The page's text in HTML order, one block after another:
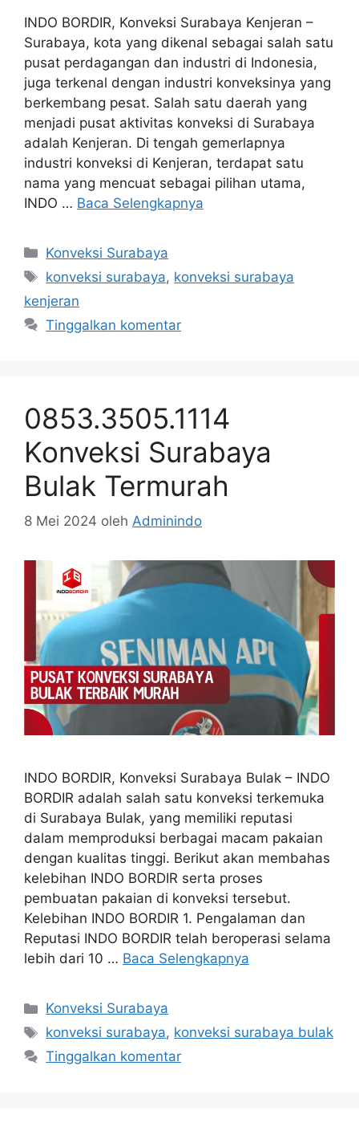
INDO BORDIR, Konveksi Surabaya Kenjeran –
Surabaya, kota yang dikenal sebagai salah satu
pusat perdagangan dan industri di Indonesia,
juga terkenal dengan industri konveksinya yang
berkembang pesat. Salah satu daerah yang
menjadi pusat aktivitas konveksi di Surabaya
adalah Kenjeran. Di tengah gemerlapnya
industri konveksi di Kenjeran, terdapat satu
nama yang mencuat sebagai pilihan utama,
INDO … Baca Selengkapnya
Kategori
Konveksi Surabaya
Tag
konveksi surabaya, konveksi surabaya
kenjeran
Tinggalkan komentar
0853.3505.1114
Konveksi Surabaya
Bulak Termurah
8 Mei 2024 oleh Adminindo
INDO BORDIR, Konveksi Surabaya Bulak – INDO
BORDIR adalah salah satu konveksi terkemuka
di Surabaya Bulak, yang memiliki reputasi
dalam memproduksi berbagai macam pakaian
dengan kualitas tinggi. Berikut akan membahas
kelebihan INDO BORDIR serta proses
pembuatan pakaian di konveksi tersebut.
Kelebihan INDO BORDIR 1. Pengalaman dan
Reputasi INDO BORDIR telah beroperasi selama
lebih dari 10 … Baca Selengkapnya
Kategori
Konveksi Surabaya
Tag
konveksi surabaya, konveksi surabaya bulak
Tinggalkan komentar